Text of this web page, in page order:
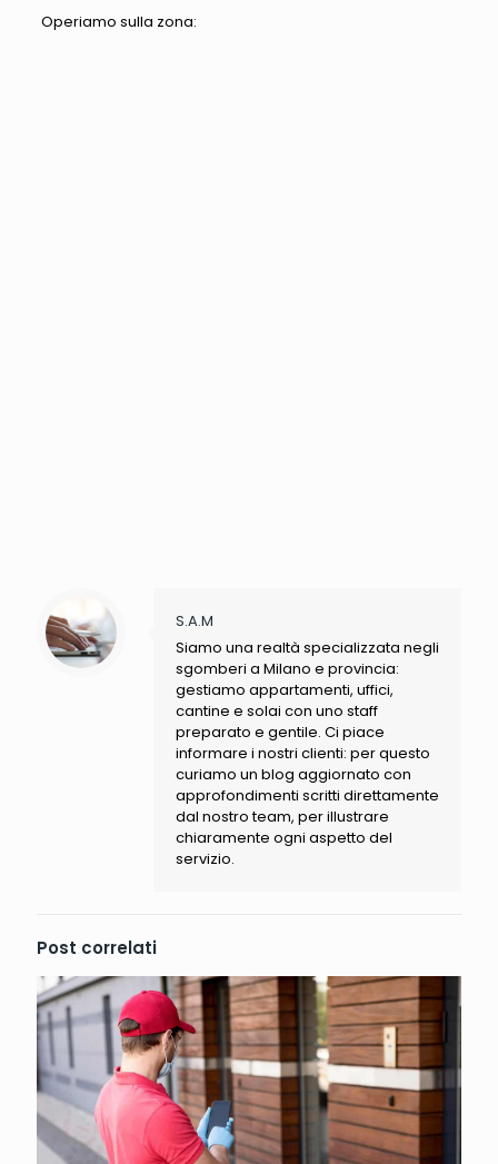
Operiamo sulla zona:
S.A.M
Siamo una realtà specializzata negli
sgomberi a Milano e provincia:
gestiamo appartamenti, uffici,
cantine e solai con uno staff
preparato e gentile. Ci piace
informare i nostri clienti: per questo
curiamo un blog aggiornato con
approfondimenti scritti direttamente
dal nostro team, per illustrare
chiaramente ogni aspetto del
servizio.
Post correlati